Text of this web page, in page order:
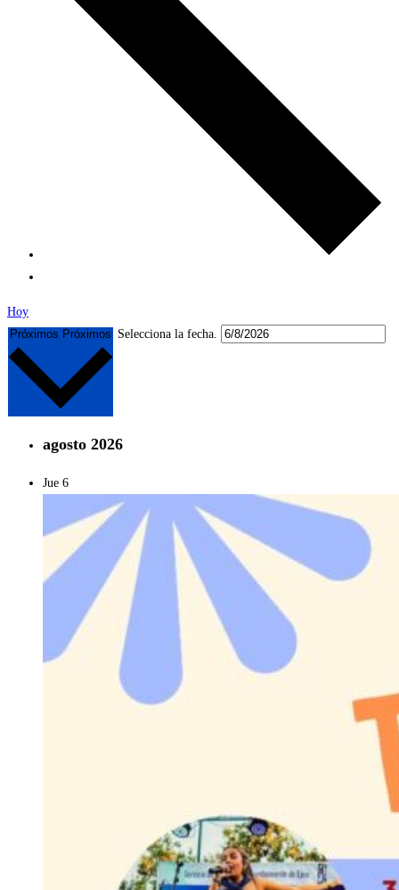
Hoy
Próximos Próximos Selecciona la fecha.
agosto 2026
Jue 6